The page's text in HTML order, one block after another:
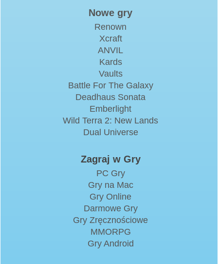
Nowe gry
Renown
Xcraft
ANVIL
Kards
Vaults
Battle For The Galaxy
Deadhaus Sonata
Emberlight
Wild Terra 2: New Lands
Dual Universe
Zagraj w Gry
PC Gry
Gry na Mac
Gry Online
Darmowe Gry
Gry Zręcznościowe
MMORPG
Gry Android